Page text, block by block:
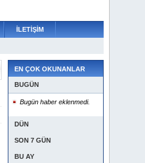
İLETİŞİM
EN ÇOK OKUNANLAR
BUGÜN
Bugün haber eklenmedi.
DÜN
SON 7 GÜN
BU AY